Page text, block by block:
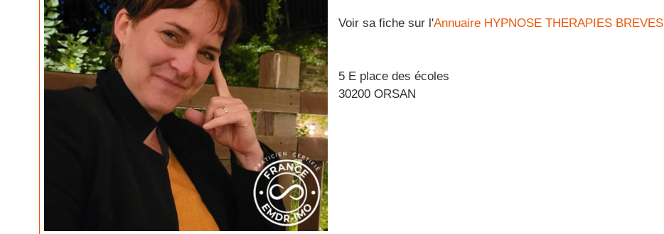
Voir sa fiche sur l'Annuaire HYPNOSE THERAPIES BREVES
5 E place des écoles
30200 ORSAN